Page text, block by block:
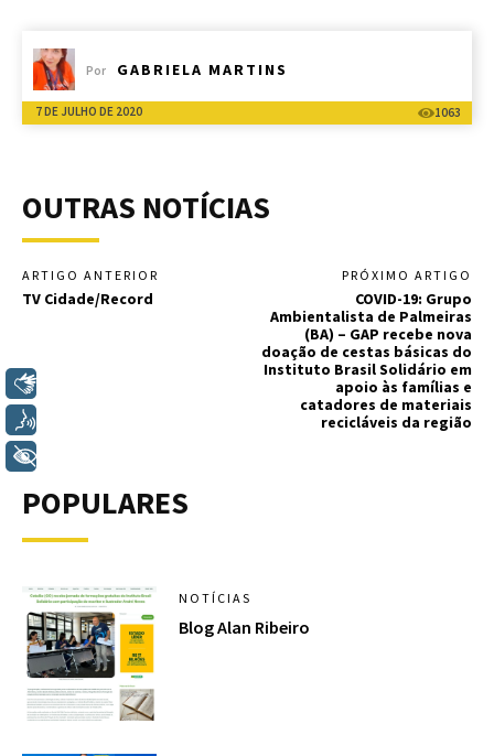
Por GABRIELA MARTINS
7 DE JULHO DE 2020 1063
OUTRAS NOTÍCIAS
ARTIGO ANTERIOR
TV Cidade/Record
PRÓXIMO ARTIGO
COVID-19: Grupo
Ambientalista de Palmeiras
(BA) – GAP recebe nova
doação de cestas básicas do
Instituto Brasil Solidário em
apoio às famílias e
catadores de materiais
recicláveis da região
POPULARES
NOTÍCIAS
Blog Alan Ribeiro